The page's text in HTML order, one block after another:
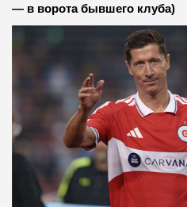
— в ворота бывшего клуба)